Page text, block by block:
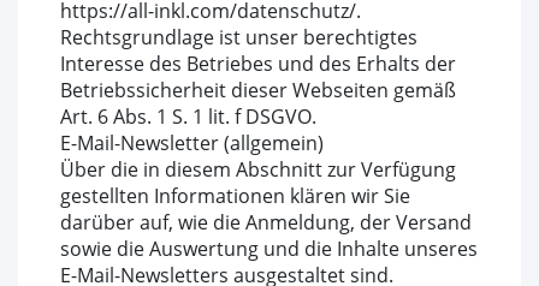
https://all-inkl.com/datenschutz/.
Rechtsgrundlage ist unser berechtigtes
Interesse des Betriebes und des Erhalts der
Betriebssicherheit dieser Webseiten gemäß
Art. 6 Abs. 1 S. 1 lit. f DSGVO.
E-Mail-Newsletter (allgemein)
Über die in diesem Abschnitt zur Verfügung
gestellten Informationen klären wir Sie
darüber auf, wie die Anmeldung, der Versand
sowie die Auswertung und die Inhalte unseres
E-Mail-Newsletters ausgestaltet sind.